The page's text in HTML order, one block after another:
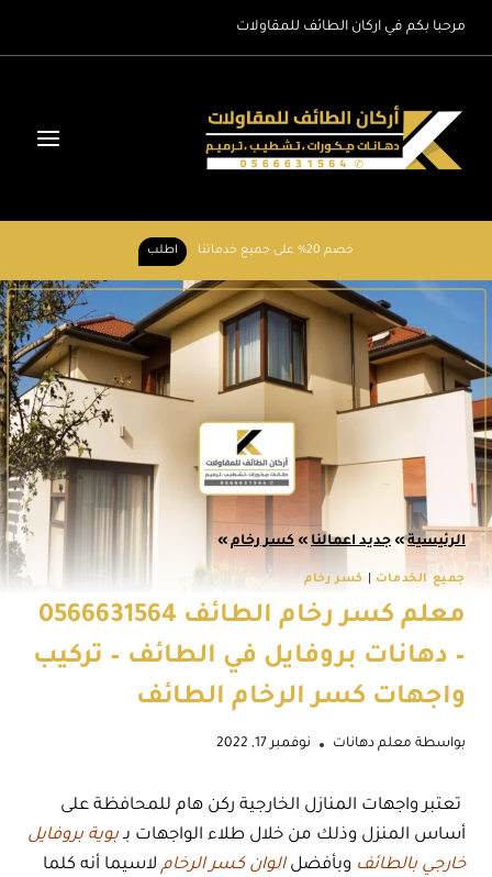
مرحبا بكم في اركان الطائف للمقاولات
خصم 20% على جميع خدماتنا اطلب
الرئيسية» جديد اعمالنا » كسر رخام »
جميع الخدمات كسر رخام
معلم كسر رخام الطائف 0566631564
– دهانات بروفايل في الطائف – تركيب
واجهات كسر الرخام الطائف
بواسطة معلم دهانات نوفمبر 17, 2022
تعتبر واجهات المنازل الخارجية ركن هام للمحافظة على
أساس المنزل وذلك من خلال طلاء الواجهات بـبوية بروفايل
خارجي بالطائف وبأفضلالوان كسر الرخام لاسيما أنه كلما